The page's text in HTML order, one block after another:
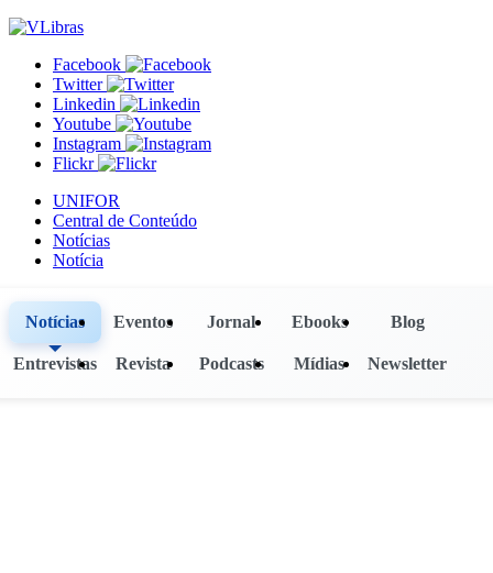
Facebook
Twitter
Linkedin
Youtube
Instagram
Flickr
UNIFOR
Central de Conteúdo
Notícias
Notícia
Notícias Eventos Jornal Ebooks Blog
Entrevistas Revista Podcasts Mídias Newsletter